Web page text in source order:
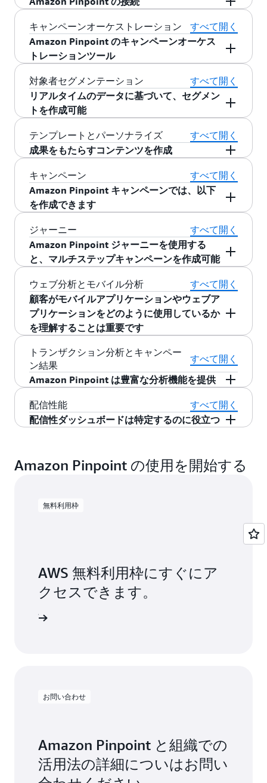
す。AWS End User Messaging の詳細について
は、こちらをご覧ください。
Amazon Pinpoint は、 Amazon Simple Email
Service (SES)に接続して E メールを送信しま
す。
E メールの設定方法について詳しくは、こちら を
ご覧ください
キャンペーンオーケストレーション
すべて開く
Amazon Pinpoint のキャンペーンオーケス
トレーションツール
Amazon Pinpoint のキャンペーンオーケストレー
ションツールはコミュニケーションハブとして
機能し、チャネル、セグメント、パーソナライ
のツールにまとめます。顧客データに基づいて
魅力的なカスタマーエクスペリエンスを一元的
キャンペーンオーケストレーションの使用を開
始するには、こちら
対象者セグメンテーション
すべて開く
リアルタイムのデータに基づいて、セグメン
トを作成可能
リアルタイムのデータまたは静的リストのいず
れかに基づいて、セグメントを作成できます。
使用されます。これにより、以前のキャンペー
ン結果などのデータが常に最新の状態に保たれ
ます。既存のファーストまたはサードパーティ
JSON ファイルをインポートして、静的セグメン
トを作成することもできます。
テンプレートとパーソナライズ
すべて開く
成果をもたらすコンテンツを作成
成果をもたらすコンテンツを作成できます。す
べての Pinpoint プロジェクトで再利用できるコ
ンテンツテンプレートを作成することもできま
性を使用します。また、
Amazon Personalizeを
使用して自分のテンプレートと ML データモデル
を統合することで、より動的なコンテンツを促
は、リアルタイムのパーソナライゼーションデ
ータおよびレコメンデーションデータを Amazon
Pinpoint にネイティブに統合します。
キャンペーン
すべて開く
Amazon Pinpoint キャンペーンでは、以下
を作成できます
Amazon Pinpoint キャンペーンでは、顧客が特定
のアクションを実行したときに、オムニチャネ
ルコミュニケーションを作成して実行できま
るキャンペーンを構築し、顧客がチェックアウ
ト、カートの放棄、マーケティングコミュニケ
ーションへの登録などのアクションを完了した
ときに、SMS、プッシュ通知、電子メールなど
セージをリアルタイムで送信します。
ジャーニー
すべて開く
Amazon Pinpoint ジャーニーを使用する
と、マルチステップキャンペーンを作成可能
Amazon Pinpoint ジャーニーを使用すると、顧客
向けのマルチステップキャンペーンを作成でき
ます。複数のタッチポイントでカスタマージャ
ーニーを構築し、顧客の行動に基づいた特定の
す。
ウェブ分析とモバイル分析
すべて開く
顧客がモバイルアプリケーションやウェブア
プリケーションをどのように使用しているか
を理解することは重要です
カスタマーコミュニケーションへの取り組みを
改善し、製品をより良いものにするには、モバ
イルアプリケーションやウェブアプリケーショ
ることが不可欠です。Amazon Pinpoint では、使
用状況の属性とメトリクスを収集し、顧客がア
方のセグメントを作成し、キャンペーンでアク
トランザクション分析とキャンペー
ン結果
すべて開く
Amazon Pinpoint は豊富な分析機能を提供
Amazon Pinpoint では、コミュニケーションのパ
フォーマンスに対して、さまざまな分析を実施
によって、トレンドの履歴を把握し、改善でき
る分野を特定することができます。
配信性能
すべて開く
配信性ダッシュボードは特定するのに役立つ
配信に影響を与える可能性のある問題を特定
し、解決するのに役立ちます。また、送信した E
く、顧客の受信トレイに届く確率を高めます。
Amazon Pinpoint の使用を開始する
無料利用枠
AWS 無料利用枠にすぐにア
クセスできます。
お問い合わせ
Amazon Pinpoint と組織での
活用法の詳細についはお問い